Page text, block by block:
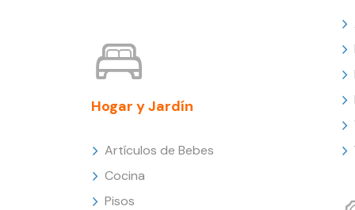
Hogar y Jardín
Artículos de Bebes
Cocina
Pisos